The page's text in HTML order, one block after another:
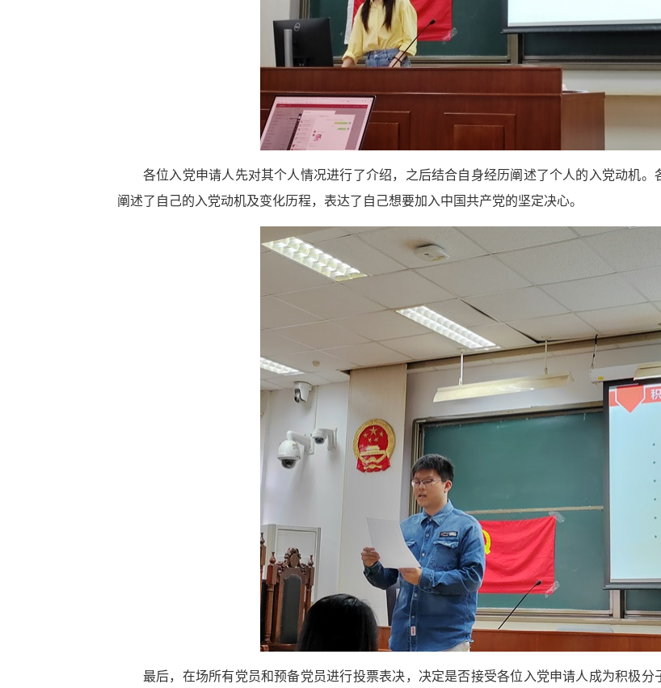
各位入党申请人先对其个人情况进行了介绍，之后结合自身经历阐述了个人的入党动机
阐述了自己的入党动机及变化历程，表达了自己想要加入中国共产党的坚定决心。
最后，在场所有党员和预备党员进行投票表决，决定是否接受各位入党申请人成为积极